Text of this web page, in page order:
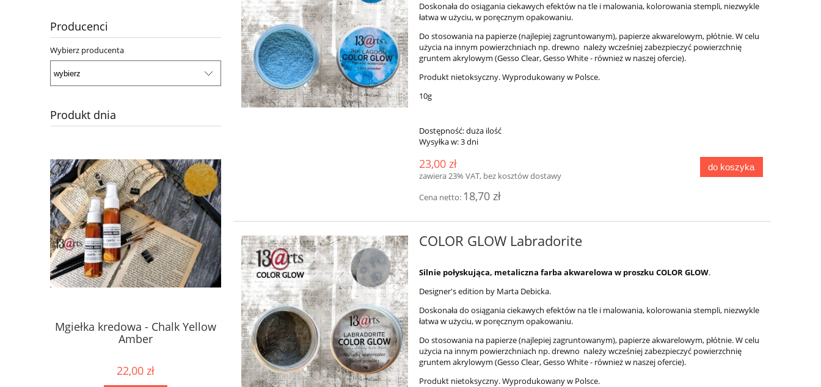
Producenci
Wybierz producenta
Produkt dnia
Mgiełka kredowa - Chalk Yellow
Amber
22,00 zł
Mgiełka kredowa - Chalk Indigo
22,00 zł
Mikrokulki szklane D3
12,00 zł
składany
29,00 zł
Doskonała do osiągania ciekawych efektów na tle i malowania, kolorowania stempli, niezwykle
łatwa w użyciu, w poręcznym opakowaniu.
Do stosowania na papierze (najlepiej zagruntowanym), papierze akwarelowym, płótnie. W celu
użycia na innym powierzchniach np. drewno należy wcześniej zabezpieczyć powierzchnię
gruntem akrylowym (Gesso Clear, Gesso White - również w naszej ofercie).
Produkt nietoksyczny. Wyprodukowany w Polsce.
10g
Dostępność:duża ilość
Wysyłka w:3 dni
23,00 zł
zawiera 23% VAT, bez kosztów dostawy
Cena netto: 18,70 zł
do koszyka
COLOR GLOW Labradorite
Silnie połyskująca, metaliczna farba akwarelowa w proszku COLOR GLOW.
Designer's edition by Marta Debicka.
Doskonała do osiągania ciekawych efektów na tle i malowania, kolorowania stempli, niezwykle
łatwa w użyciu, w poręcznym opakowaniu.
Do stosowania na papierze (najlepiej zagruntowanym), papierze akwarelowym, płótnie. W celu
użycia na innym powierzchniach np. drewno należy wcześniej zabezpieczyć powierzchnię
gruntem akrylowym (Gesso Clear, Gesso White - również w naszej ofercie).
Produkt nietoksyczny. Wyprodukowany w Polsce.